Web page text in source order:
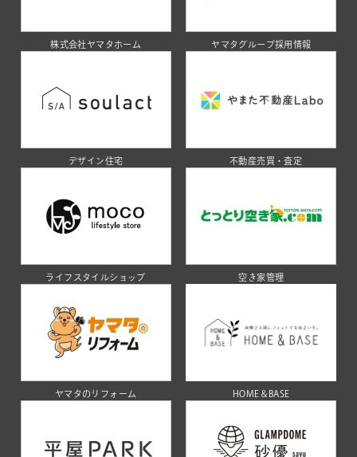
株式会社ヤマタホーム ヤマタグループ採用情報
デザイン住宅 不動産売買・査定
ライフスタイルショップ 空き家管理
ヤマタのリフォーム HOME＆BASE